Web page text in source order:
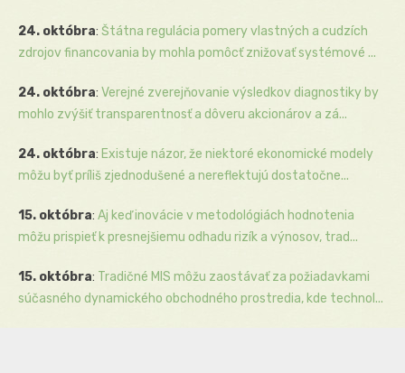
24. októbra: Štátna regulácia pomery vlastných a cudzích
zdrojov financovania by mohla pomôcť znižovať systémové ...
24. októbra: Verejné zverejňovanie výsledkov diagnostiky by
mohlo zvýšiť transparentnosť a dôveru akcionárov a zá...
24. októbra: Existuje názor, že niektoré ekonomické modely
môžu byť príliš zjednodušené a nereflektujú dostatočne...
15. októbra: Aj keď inovácie v metodológiách hodnotenia
môžu prispieť k presnejšiemu odhadu rizík a výnosov, trad...
15. októbra: Tradičné MIS môžu zaostávať za požiadavkami
súčasného dynamického obchodného prostredia, kde technol...